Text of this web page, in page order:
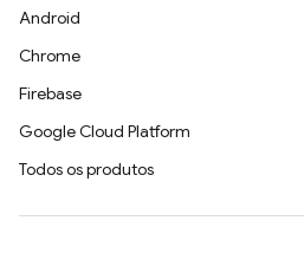
Android
Chrome
Firebase
Google Cloud Platform
Todos os produtos